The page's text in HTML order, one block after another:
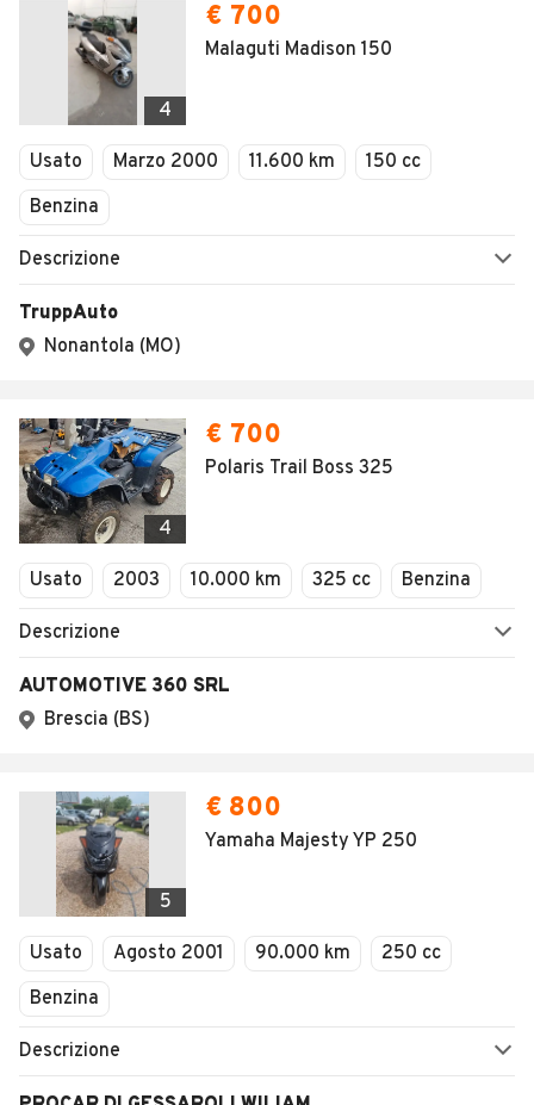
4
€ 700
Malaguti Madison 150
Usato Marzo 2000 11.600 km
150 cc
Benzina
Descrizione
TruppAuto
Nonantola (MO)
4
€ 700
Polaris Trail Boss 325
Usato 2003 10.000 km 325 cc Benzina
Descrizione
AUTOMOTIVE 360 SRL
Brescia (BS)
5
€ 800
Yamaha Majesty YP 250
Usato Agosto 2001 90.000 km
250 cc
Benzina
Descrizione